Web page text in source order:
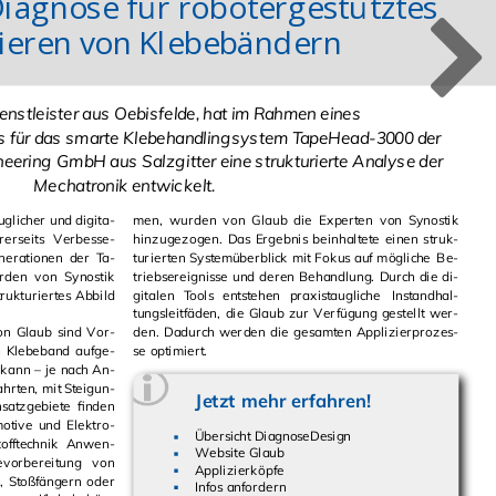
von Klebebändern
aus Oebisfelde, hat im Rahmen eines
für das smarte Klebehandlingsystem TapeHead-3000 der
GmbH aus Salzgitter eine strukturierte Analyse der
Mechatronik entwickelt.
und di­gi­ta­
der Ta­
Ab­bild
Glaub sind Vor­
auf­ge­
– je nach An­
Stei­gun­
fin­den
An­wen­
Stoß­fän­gern oder
men, wur­den von Glaub die Ex­per­ten von Syn­os­tik
hin­zu­ge­zo­gen. Das Er­geb­nis be­inhal­te­te einen struk­
tu­rier­ten Sys­tem­über­blick mit Fokus auf mög­li­che Be­
triebs­er­eig­nis­se und deren Be­hand­lung. Durch die di­
gi­ta­len Tools ent­ste­hen pra­xis­taug­li­che In­stand­hal­
tungs­leit­fä­den, die Glaub zur Ver­fü­gung ge­stellt wer­
Ap­pli­zier­pro­zes­
se op­ti­miert.
Jetzt mehr er­fah­ren!
Übersicht DiagnoseDesign
Website Glaub
Applizierköpfe
Infos anfordern